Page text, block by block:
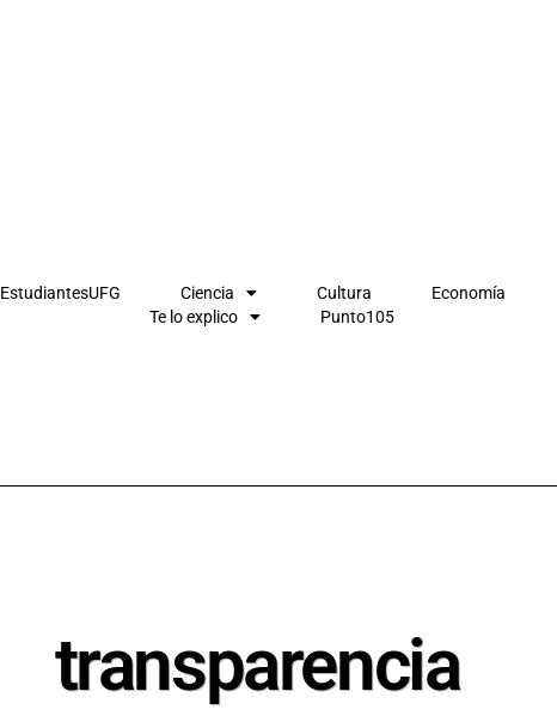
EstudiantesUFG Ciencia Cultura Economía
Te lo explico
Punto105
transparencia